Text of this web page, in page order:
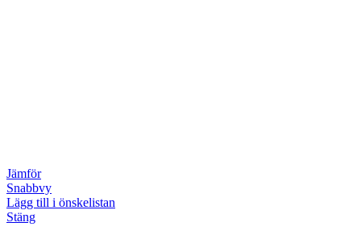
Jämför
Snabbvy
Lägg till i önskelistan
Stäng